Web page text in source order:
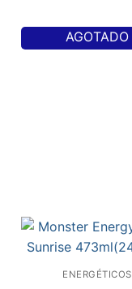
AGOTADO
ENERGÉTICOS